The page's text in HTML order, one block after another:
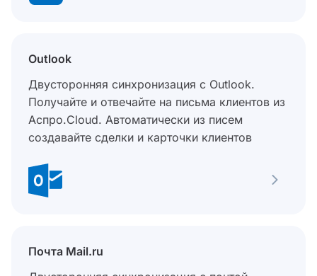
Outlook
Двусторонняя синхронизация с Outlook.
Получайте и отвечайте на письма клиентов из
Аспро.Cloud. Автоматически из писем
создавайте сделки и карточки клиентов
Почта Mail.ru